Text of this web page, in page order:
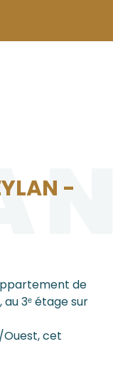
-
de
3ᵉ étage sur
cet